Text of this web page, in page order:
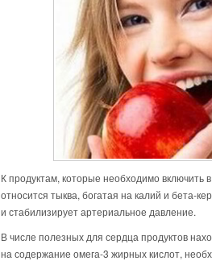
К продуктам, которые необходимо
относится тыква, богатая на калий и бета-
и стабилизирует артериальное давление.
В числе полезных для сердца продуктов
на содержание омега-3 жирных кислот,